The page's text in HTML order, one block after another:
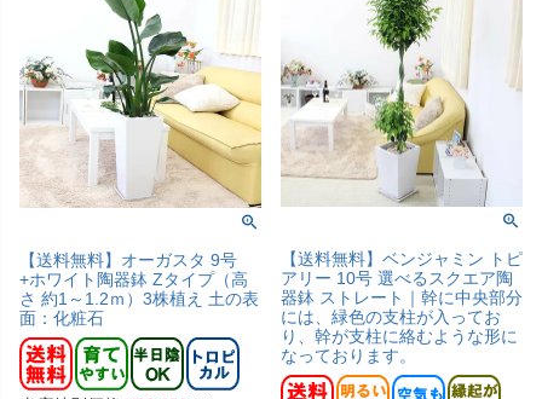
【送料無料】オーガスタ 9号
+ホワイト陶器鉢 Zタイプ（高
さ 約1～1.2ｍ）3株植え 土の表
面：化粧石
【送料無料】ベンジャミン トピ
アリー 10号 選べるスクエア陶
器鉢 ストレート｜幹に中央部分
には、緑色の支柱が入ってお
り、幹が支柱に絡むような形に
なっております。